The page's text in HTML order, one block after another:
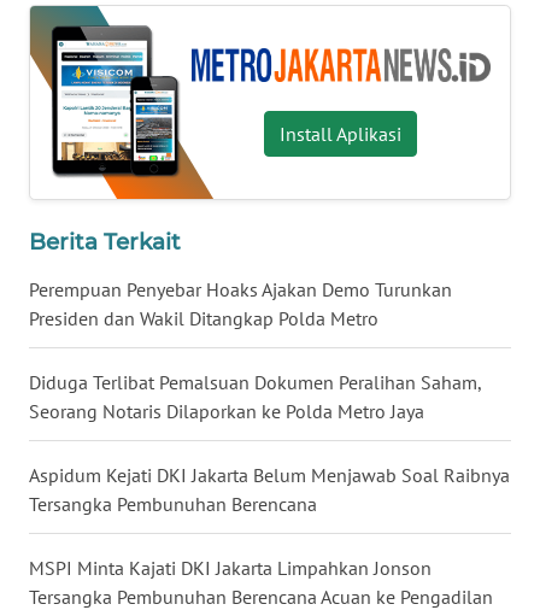
Install Aplikasi
Berita Terkait
Perempuan Penyebar Hoaks Ajakan Demo Turunkan
Presiden dan Wakil Ditangkap Polda Metro
Diduga Terlibat Pemalsuan Dokumen Peralihan Saham,
Seorang Notaris Dilaporkan ke Polda Metro Jaya
Aspidum Kejati DKI Jakarta Belum Menjawab Soal Raibnya
Tersangka Pembunuhan Berencana
MSPI Minta Kajati DKI Jakarta Limpahkan Jonson
Tersangka Pembunuhan Berencana Acuan ke Pengadilan
WN
KALTARA
WN
KALSEL
WN
WN
SULSEL
WN
GORONTALO
WN
SULUT
WN